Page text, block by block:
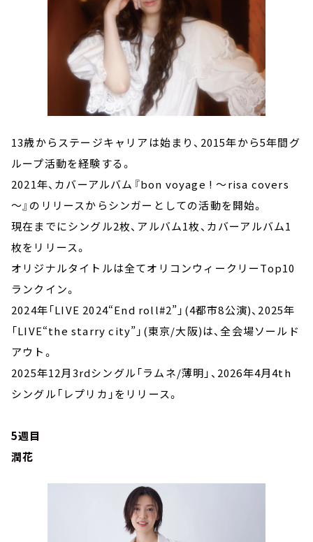
13歳からステージキャリアは始まり、2015年から5年間グ
ループ活動を経験する。
2021年、カバーアルバム『bon voyage ! ～risa covers
～』のリリースからシンガーとしての活動を開始。
現在までにシングル2枚、アルバム1枚、カバーアルバム1
枚をリリース。
オリジナルタイトルは全てオリコンウィークリーTop10
ランクイン。
2024年「LIVE 2024“End roll#2”」(4都市8公演)、2025年
「LIVE“the starry city”」(東京/大阪)は、全会場ソールド
アウト。
2025年12月3rdシングル「ラムネ/薄明」、2026年4月4th
シングル「レプリカ」をリリース。
5週目
潤花